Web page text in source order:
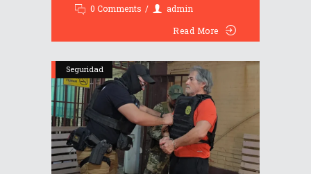
0 Comments
admin
Read More
Seguridad